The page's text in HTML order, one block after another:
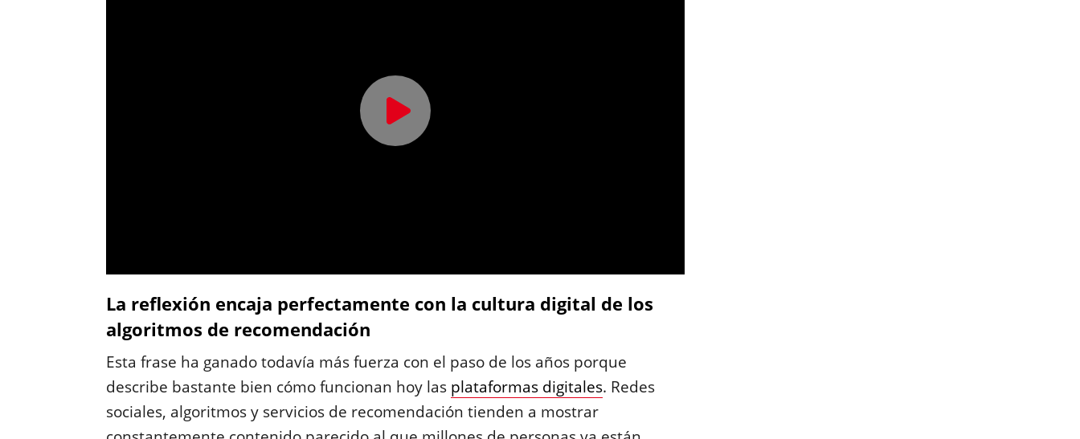
La reflexión encaja perfectamente con la cultura digital de los
algoritmos de recomendación
Esta frase ha ganado todavía más fuerza con el paso de los años porque
describe bastante bien cómo funcionan hoy las plataformas digitales. Redes
sociales, algoritmos y servicios de recomendación tienden a mostrar